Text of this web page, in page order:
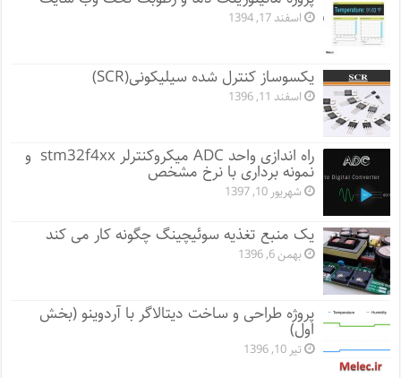
اسفند 17, 1394
یکسوساز کنترل شده سیلیکونی(SCR)
اسفند 11, 1396
راه اندازی واحد ADC میکروکنترلر stm32f4xx و
نمونه برداری با نرخ مشخص
شهریور 10, 1397
یک منبع تغذیه سوئیچینگ چگونه کار می کند
بهمن 6, 1396
پروژه طراحی و ساخت دیتالاگر با آردوینو (بخش
اول)
تیر 10, 1396